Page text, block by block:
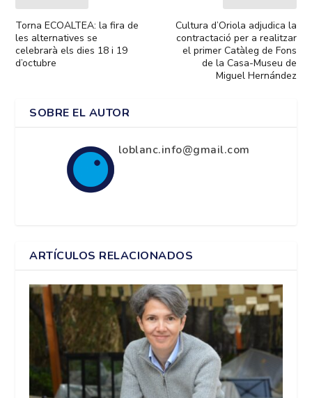
Torna ECOALTEA: la fira de
les alternatives se
celebrarà els dies 18 i 19
d’octubre
Cultura d’Oriola adjudica la
contractació per a realitzar
el primer Catàleg de Fons
de la Casa-Museu de
Miguel Hernández
SOBRE EL AUTOR
loblanc.info@gmail.com
ARTÍCULOS RELACIONADOS